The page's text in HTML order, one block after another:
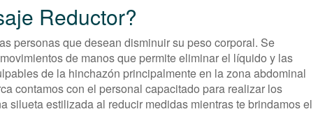
Reductor?
personas que desean disminuir su peso corporal. Se
de manos que permite eliminar el líquido y las
de la hinchazón principalmente en la zona abdominal
contamos con el personal capacitado para realizar los
silueta estilizada al reducir medidas mientras te brindamos el